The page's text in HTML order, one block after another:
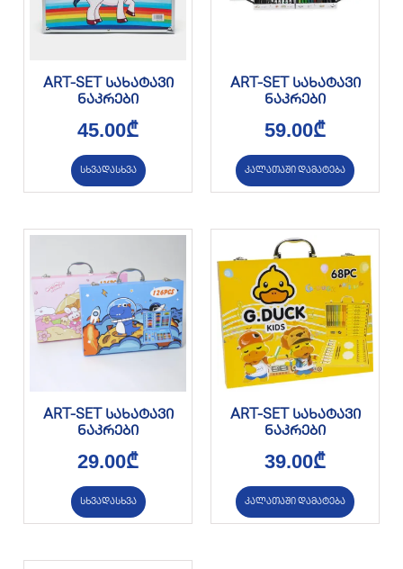
ART-SET სახატავი
ნაკრები
45.00₾
სხვადასხვა
ART-SET სახატავი
ნაკრები
59.00₾
კალათაში დამატება
ART-SET სახატავი
ნაკრები
29.00₾
სხვადასხვა
ART-SET სახატავი
ნაკრები
39.00₾
კალათაში დამატება